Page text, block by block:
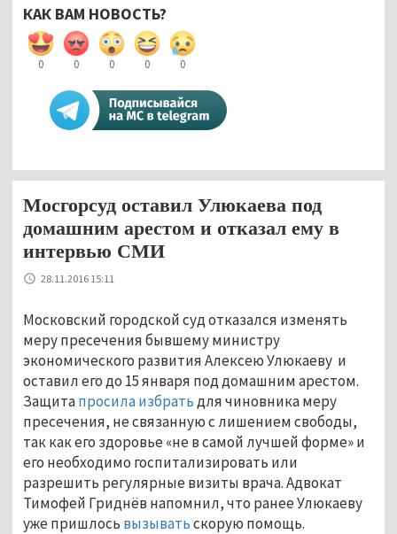
КАК ВАМ НОВОСТЬ?
0 0 0 0 0
Мосгорсуд оставил Улюкаева под
домашним арестом и отказал ему в
интервью СМИ
28.11.2016 15:11
Московский городской суд отказался изменять
меру пресечения бывшему министру
экономического развития Алексею Улюкаеву и
оставил его до 15 января под домашним арестом.
Защитапросила избратьдля чиновника меру
пресечения, не связанную с лишением свободы,
так как его здоровье «не в самой лучшей форме» и
его необходимо госпитализировать или
разрешить регулярные визиты врача. Адвокат
Тимофей Гриднёв напомнил, что ранее Улюкаеву
уже пришлось вызыватьскорую помощь.